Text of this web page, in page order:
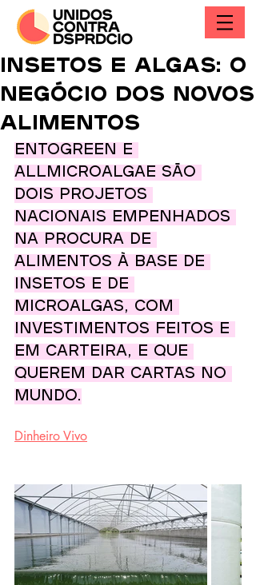
Insetos e algas: o
negócio dos novos
alimentos
Entogreen e
Allmicroalgae são
dois projetos
nacionais empenhados
na procura de
alimentos à base de
insetos e de
microalgas, com
investimentos feitos e
em carteira, e que
querem dar cartas no
mundo.
Dinheiro Vivo